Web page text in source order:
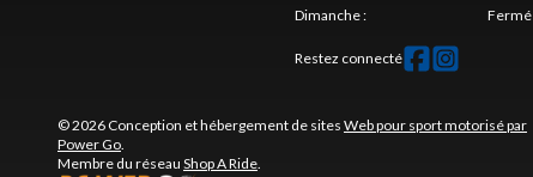
Dimanche: Fermé
Restez connecté
© 2026 Conception et hébergement de sites Web pour sport motorisé par
Power Go.
Membre du réseau Shop A Ride.